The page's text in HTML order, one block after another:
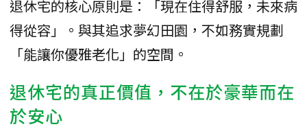
退休宅的核心原則是：「現在住得舒服，未來病
得從容」。與其追求夢幻田園，不如務實規劃
「能讓你優雅老化」的空間。
退休宅的真正價值，不在於豪華而在
於安心